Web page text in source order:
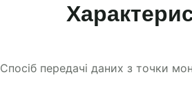
Спосіб передачі даних з точки